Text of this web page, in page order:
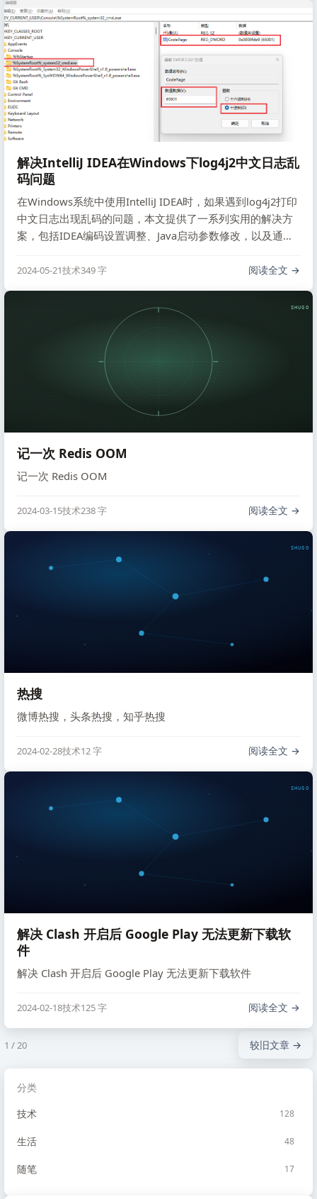
分类
技术
128
生活 48
随笔 17
能留就留，留不了就算了，我们这里的业务本来就和某平台
无关，还有些客户，所以这边是保留下来了。
解决IntelliJ IDEA在Windows下log4j2中文日志乱
码问题
在Windows系统中使用IntelliJ IDEA时，如果遇到log4j2打印
中文日志出现乱码的问题，本文提供了一系列实用的解决方
案，包括IDEA编码设置调整、Java启动参数修改，以及通过
2024-05-21技术349 字 阅读全文
SHUGO
记一次 Redis OOM
记一次 Redis OOM
2024-03-15技术238 字 阅读全文
SHUGO
热搜
微博热搜，头条热搜，知乎热搜
2024-02-28技术12 字 阅读全文
SHUGO
解决 Clash 开启后 Google Play 无法更新下载软
件
解决 Clash 开启后 Google Play 无法更新下载软件
2024-02-18技术125 字 阅读全文
1 / 20 较旧文章 →